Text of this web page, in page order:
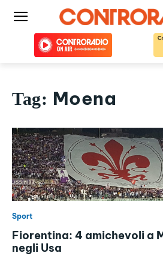
Tag: Moena
Sport
Fiorentina: 4 amichevoli a
negli Usa